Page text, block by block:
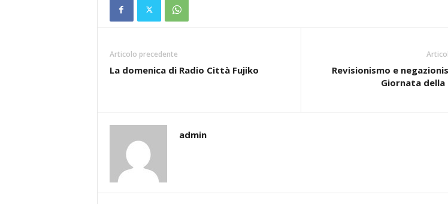
Articolo precedente
La domenica di Radio Città Fujiko
Revisionismo e
Giornata della
admin